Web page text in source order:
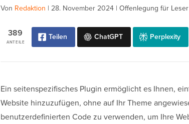
Von Redaktion | 28. November 2024 | Offenlegung für Leser
ANTEILE
389 Teilen ChatGPT Perplexity
Ein seitenspezifisches Plugin ermöglicht es Ihnen,
Website hinzuzufügen, ohne auf Ihr Theme
benutzerdefinierten Code zu verwenden, um Ihre